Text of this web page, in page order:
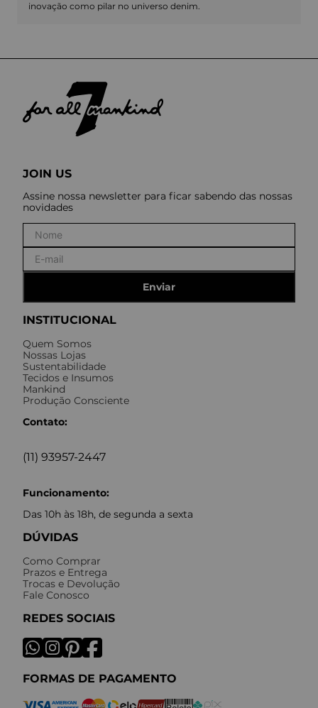
inovação como pilar no universo denim.
INSTITUCIONAL
Quem Somos
Nossas Lojas
Sustentabilidade
Tecidos e Insumos
Mankind
Produção Consciente
Contato:
(11) 93957-2447
Funcionamento:
Das 10h às 18h, de segunda a sexta
DÚVIDAS
Como Comprar
Prazos e Entrega
Trocas e Devolução
Fale Conosco
REDES SOCIAIS
FORMAS DE PAGAMENTO
JOIN US
Assine nossa newsletter para ficar sabendo das nossas
novidades
Enviar